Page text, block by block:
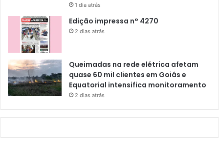
1 dia atrás
Edição impressa n° 4270
2 dias atrás
Queimadas na rede elétrica afetam
quase 60 mil clientes em Goiás e
Equatorial intensifica monitoramento
2 dias atrás